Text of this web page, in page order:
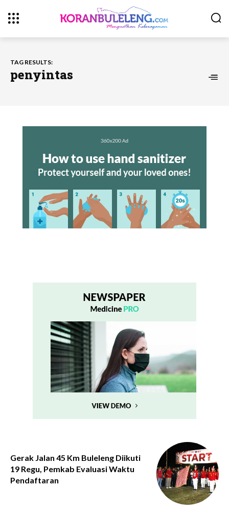
TAG RESULTS:
penyintas
Gerak Jalan 45 Km Buleleng Diikuti
19 Regu, Pemkab Evaluasi Waktu
Pendaftaran